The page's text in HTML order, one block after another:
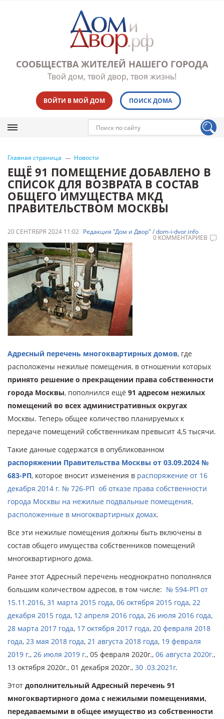
СООБЩЕСТВА ЖИТЕЛЕЙ НАШЕГО ГОРОДА
Твой дом, твой двор, твоя жизнь!
ВОЙТИ В МОЙ ДОМ ПОИСК ДОМА
Главная страница Новости
ЕЩЁ 91 ПОМЕЩЕНИЕ ДОБАВЛЕНО В
СПИСОК ДЛЯ ВОЗВРАТА В СОСТАВ
ОБЩЕГО ИМУЩЕСТВА МКД
ПРАВИТЕЛЬСТВОМ МОСКВЫ
20 СЕНТЯБРЯ 2024 11:02 Редакция "Дом и Двор" / dom-i-dvor.info
0 КОММЕНТАРИЕВ
Адресный перечень многоквартирных домов, где
расположены нежилые помещения, в отношении которых
принято решение о прекращении права собственности
города Москвы, пополнился ещё 91 адресом нежилых
помещений во всех административных округах
Москвы. Теперь общее количество планируемых к
передаче помещений собственникам превысит 4,5 тысячи.
Такие данные содержатся в опубликованном
распоряжении Правительства Москвы от 03.09.2024 №
683-РП, которое вносит изменения в распоряжение от 16
декабря 2014 г. № 726-РП об отказе права собственности
города Москвы на нежилые подвальные помещения,
расположенные в многоквартирных домах.
Все эти нежилые помещения должны быть включены в
состав общего имущества собственников помещений
многоквартирного дома.
Ранее этот Адресный перечень неоднократно пополнялся
большим количеством адресов, в том числе: № 594-РП от
15.11.2016, 31 марта 2015 года, 06 октября 2015 года, 22
декабря 2015 года, 12 апреля 2016 года, 26 июля 2016 года,
28 марта 2017 года, 17 октября 2017 года, 20 февраля 2018
года, 23 мая 2018 года, 21 августа 2018 года, 19 февраля
2019 г., 26 июля 2019 г., 05 февраля 2020г., 06 августа 2020г.,
13 октября 2020г., 01 декабря 2020г., 30 .03.2021г.
Этот дополнительный Адресный перечень 91
многоквартирного дома с нежилыми помещениями,
передаваемыми в общее имущество из собственности